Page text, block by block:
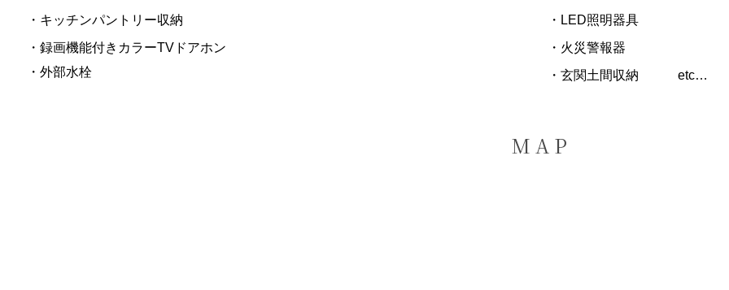
・キッチンパントリー収納
・LED照明器具
・録画機能付きカラーTVドアホン
・火災警報器
・外部水栓
・玄関土間収納 etc…
M A P